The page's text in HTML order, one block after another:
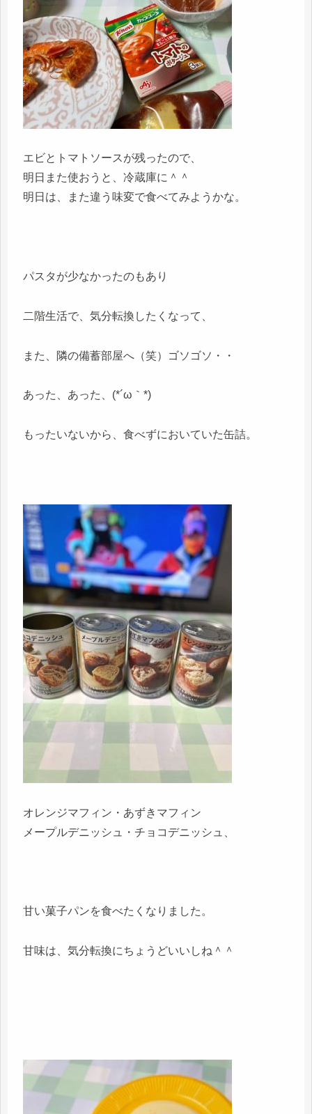
エビとトマトソースが残ったので、
明日また使おうと、冷蔵庫に＾＾
明日は、また違う味変で食べてみようかな。
パスタが少なかったのもあり
二階生活で、気分転換したくなって、
また、隣の備蓄部屋へ（笑）ゴソゴソ・・
あった、あった、(*´ω｀*)
もったいないから、食べずにおいていた缶詰。
オレンジマフィン・あずきマフィン
メープルデニッシュ・チョコデニッシュ、
甘い菓子パンを食べたくなりました。
甘味は、気分転換にちょうどいいしね＾＾